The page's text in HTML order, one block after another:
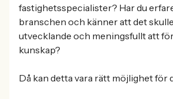
fastighetsspecialister? Har du
branschen och känner att det
utvecklande och meningsfullt att
kunskap?
Då kan detta vara rätt möjlighet för